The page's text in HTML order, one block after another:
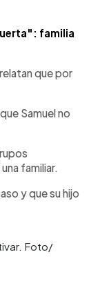
familia
que por
Samuel no
familiar.
y que su hijo
Foto/